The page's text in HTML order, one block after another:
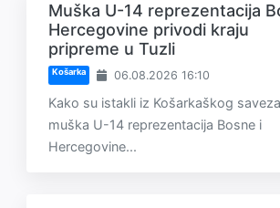
Muška U-14 reprezentacija
Hercegovine privodi kraju
pripreme u Tuzli
Košarka 06.08.2026 16:10
Kako su istakli iz Košarkaškog
muška U-14 reprezentacija Bosne i
Hercegovine...